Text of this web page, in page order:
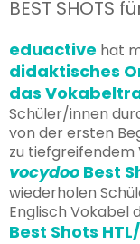
BEST SHOTS
eduactive hat
didaktisches
das
Schüler/innen
von der ersten
zu tiefgreifendem
vocydoo Best
wiederholen
Englisch Vokabel
Best Shots